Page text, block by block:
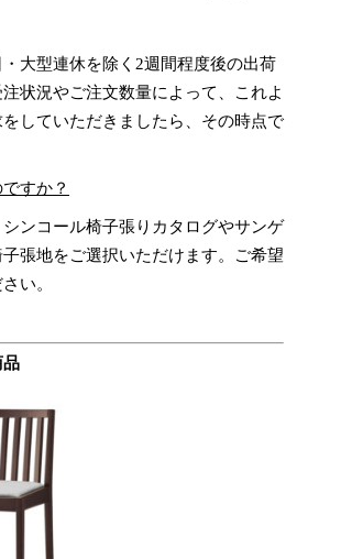
大型連休を除く2週間程度後の出荷
状況やご注文数量によって、これよ
していただきましたら、その時点で
すか？
ンコール椅子張りカタログやサンゲ
張地をご選択いただけます。ご希望
い。
品